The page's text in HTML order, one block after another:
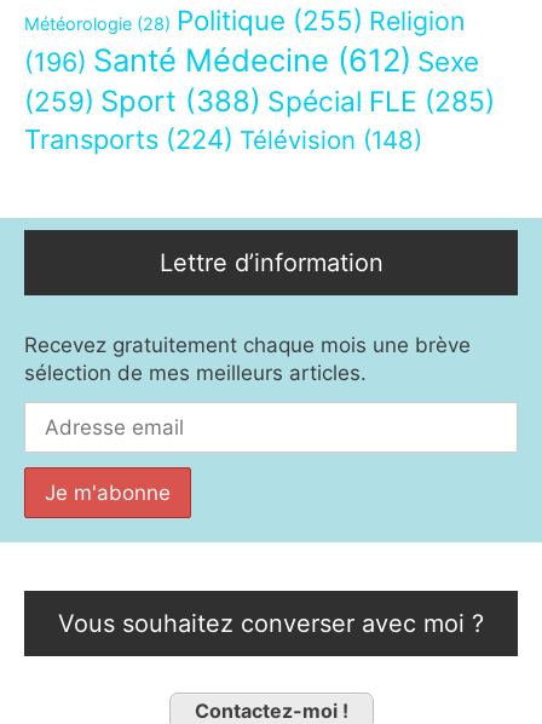
Météorologie (28) Politique (255) Religion
(196) Santé Médecine (612) Sexe
(259) Sport (388) Spécial FLE (285)
Transports (224) Télévision (148)
Lettre d’information
Recevez gratuitement chaque mois une brève
sélection de mes meilleurs articles.
Vous souhaitez converser avec moi ?
Contactez-moi !